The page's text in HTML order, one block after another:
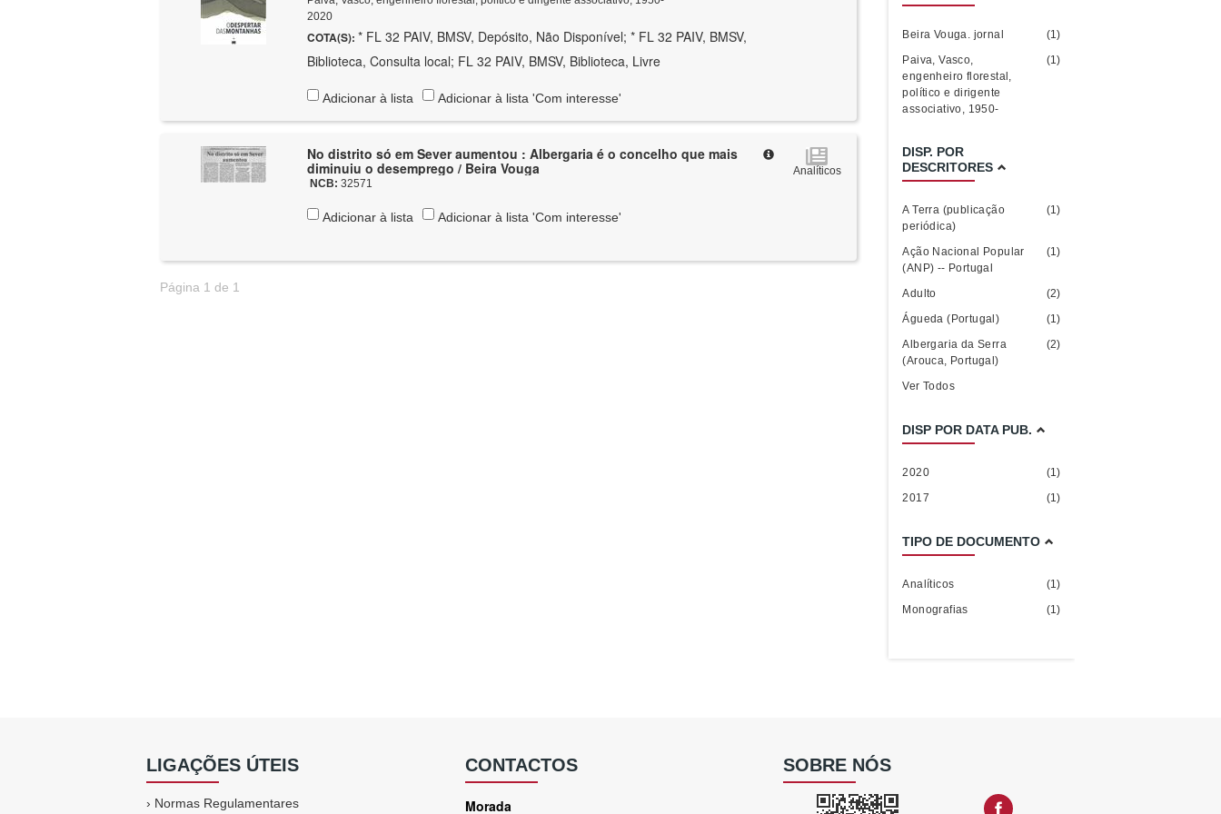
2020
COTA(S):* FL 32 PAIV, BMSV, Depósito, Não Disponível; * FL 32 PAIV, BMSV,
Biblioteca, Consulta local; FL 32 PAIV, BMSV, Biblioteca, Livre
Adicionar à lista Adicionar à lista 'Com interesse'
No distrito só em Sever aumentou : Albergaria é o concelho que mais
diminuiu o desemprego / Beira Vouga
NCB:32571
Analíticos
Adicionar à lista Adicionar à lista 'Com interesse'
Página 1 de 1
Beira Vouga. jornal
(1)
Paiva, Vasco,
engenheiro florestal,
político e dirigente
associativo, 1950-
(1)
DISP. POR
DESCRITORES
A Terra (publicação
periódica)
(1)
Ação Nacional Popular
(ANP) -- Portugal
(1)
Adulto
(2)
Águeda (Portugal)
(1)
Albergaria da Serra
(Arouca, Portugal)
(2)
Ver Todos
DISP POR DATA PUB.
2020
(1)
2017
(1)
TIPO DE DOCUMENTO
Analíticos
(1)
Monografias
(1)
LIGAÇÕES ÚTEIS
› Normas Regulamentares
CONTACTOS
Morada
SOBRE NÓS